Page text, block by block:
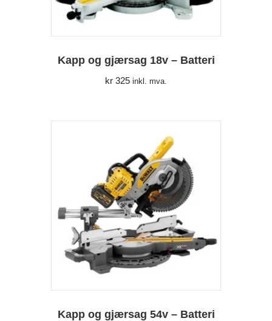
Kapp og gjærsag 18v – Batteri
kr 325 inkl. mva.
Kapp og gjærsag 54v – Batteri